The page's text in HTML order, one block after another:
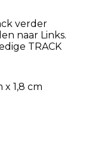
verder
naar Links.
TRACK
x 1,8 cm